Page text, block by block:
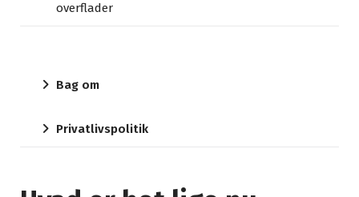
overflader
Bag om
Privatlivspolitik